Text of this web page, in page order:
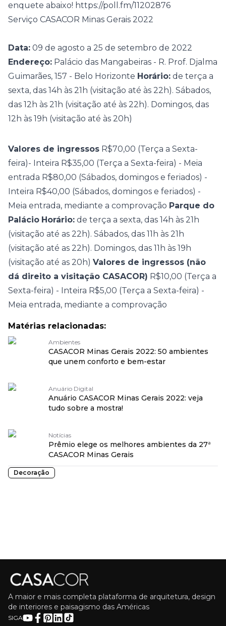
enquete abaixo! https://poll.fm/11202876
Serviço CASACOR Minas Gerais 2022
Data: 09 de agosto a 25 de setembro de 2022
Endereço: Palácio das Mangabeiras - R. Prof. Djalma
Guimarães, 157 - Belo Horizonte Horário: de terça a
sexta, das 14h às 21h (visitação até às 22h). Sábados,
das 12h às 21h (visitação até às 22h). Domingos, das
12h às 19h (visitação até às 20h)
Valores de ingressos R$70,00 (Terça a Sexta-
feira)- Inteira R$35,00 (Terça a Sexta-feira) - Meia
entrada R$80,00 (Sábados, domingos e feriados) -
Inteira R$40,00 (Sábados, domingos e feriados) -
Meia entrada, mediante a comprovação Parque do
Palácio Horário: de terça a sexta, das 14h às 21h
(visitação até as 22h). Sábados, das 11h às 21h
(visitação até as 22h). Domingos, das 11h às 19h
(visitação até as 20h) Valores de ingressos (não
dá direito a visitação CASACOR) R$10,00 (Terça a
Sexta-feira) - Inteira R$5,00 (Terça a Sexta-feira) -
Meia entrada, mediante a comprovação
Matérias relacionadas:
Ambientes
CASACOR Minas Gerais 2022: 50 ambientes
que unem conforto e bem-estar
Anuário Digital
Anuário CASACOR Minas Gerais 2022: veja
tudo sobre a mostra!
Notícias
Prêmio elege os melhores ambientes da 27ª
CASACOR Minas Gerais
Decoração
A maior e mais completa plataforma de arquitetura, design
de interiores e paisagismo das Américas
SIGA